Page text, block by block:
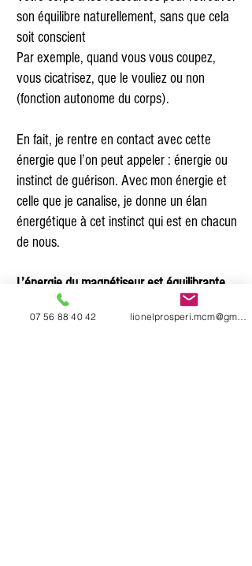
son équilibre naturellement, sans que cela
soit conscient
Par exemple, quand vous vous coupez,
vous cicatrisez, que le vouliez ou non
(fonction autonome du corps).
En fait, je rentre en contact avec cette
énergie que l’on peut appeler : énergie ou
instinct de guérison. Avec mon énergie et
celle que je canalise, je donne un élan
énergétique à cet instinct qui est en chacun
de nous.
L’énergie du magnétiseur est équilibrante
et tonique.
Votre corps fait ensuite le reste pour aller
07 56 88 40 42